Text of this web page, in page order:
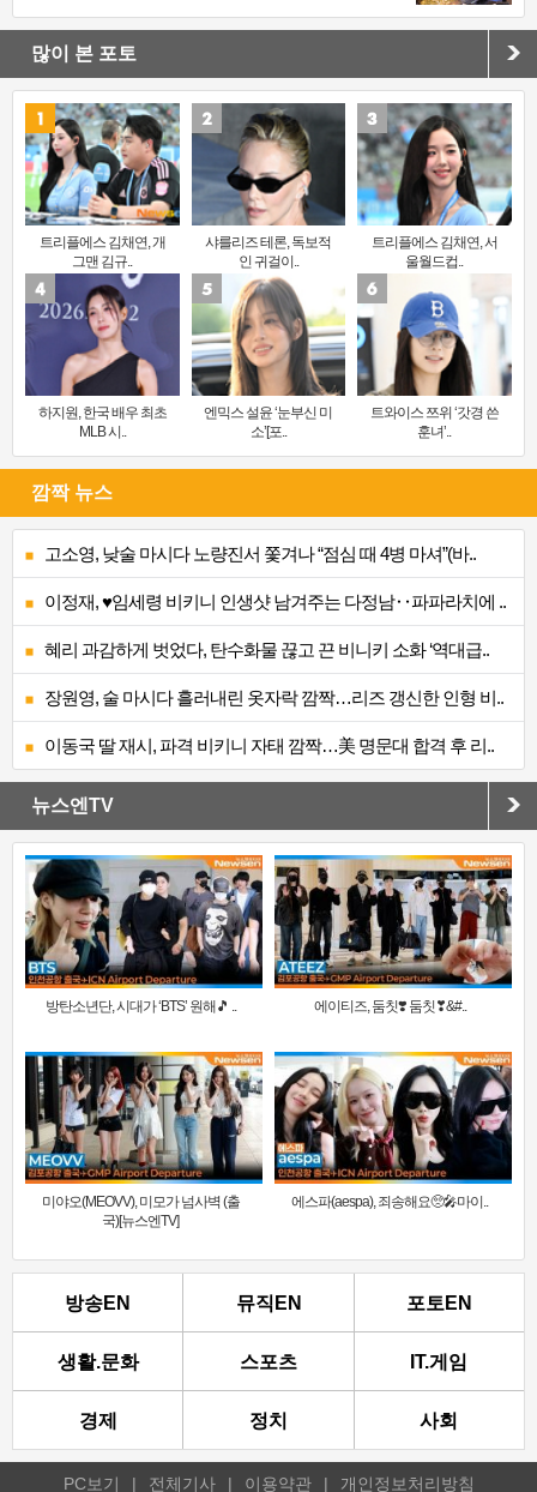
많이 본 포토
트리플에스 김채연, 개
그맨 김규..
샤를리즈 테론, 독보적
인 귀걸이..
트리플에스 김채연, 서
울월드컵..
하지원, 한국 배우 최초
MLB 시..
엔믹스 설윤 ‘눈부신 미
소’[포..
트와이스 쯔위 ‘갓경 쓴
훈녀’..
깜짝 뉴스
고소영, 낮술 마시다 노량진서 쫓겨나 “점심 때 4병 마셔”(바..
이정재, ♥임세령 비키니 인생샷 남겨주는 다정남‥파파라치에 ..
혜리 과감하게 벗었다, 탄수화물 끊고 끈 비니키 소화 ‘역대급..
장원영, 술 마시다 흘러내린 옷자락 깜짝…리즈 갱신한 인형 비..
이동국 딸 재시, 파격 비키니 자태 깜짝…美 명문대 합격 후 리..
뉴스엔TV
방탄소년단, 시대가 ‘BTS’ 원해🎵 .. 에이티즈, 둠칫❣️ 둠칫❣&#..
미야오(MEOVV), 미모가 넘사벽 (출
국)[뉴스엔TV]
에스파(aespa), 죄송해요🥺🎤마이..
방송EN 뮤직EN 포토EN
생활.문화 스포츠 IT.게임
경제 정치 사회
PC보기 | 전체기사 | 이용약관 | 개인정보처리방침